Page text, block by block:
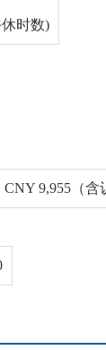
时数)
9,955（含